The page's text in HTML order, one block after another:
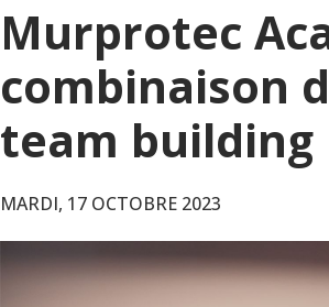
Murprotec
combinaison
team building
MARDI, 17 OCTOBRE 2023